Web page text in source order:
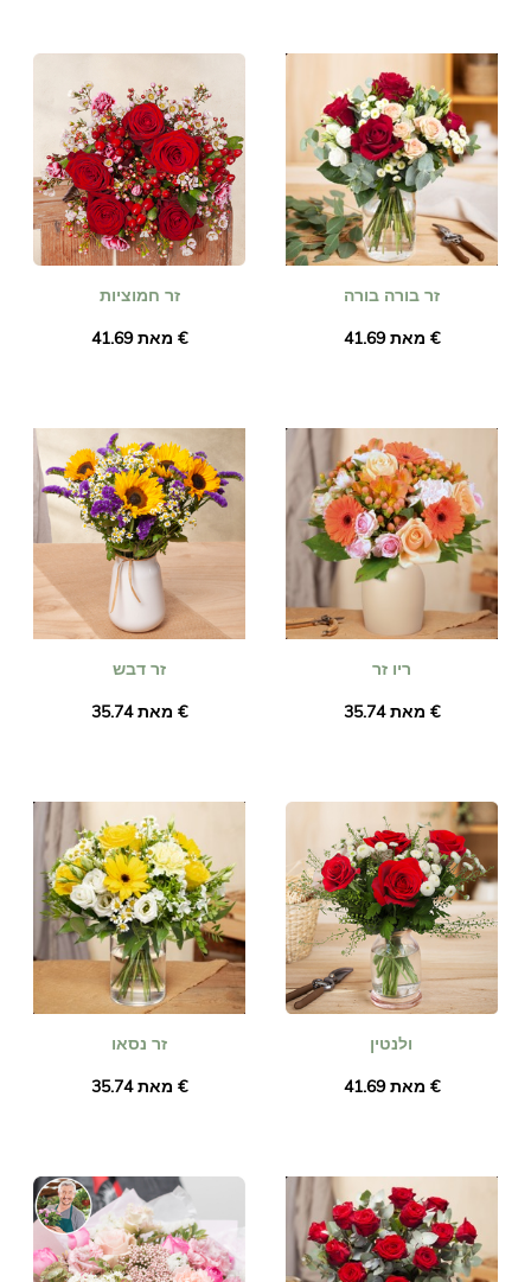
זר חמוציות
מאת ‏41.69 €
זר בורה בורה
מאת ‏41.69 €
זר דבש
מאת ‏35.74 €
ריו זר
מאת ‏35.74 €
זר נסאו
מאת ‏35.74 €
ולנטין
מאת ‏41.69 €